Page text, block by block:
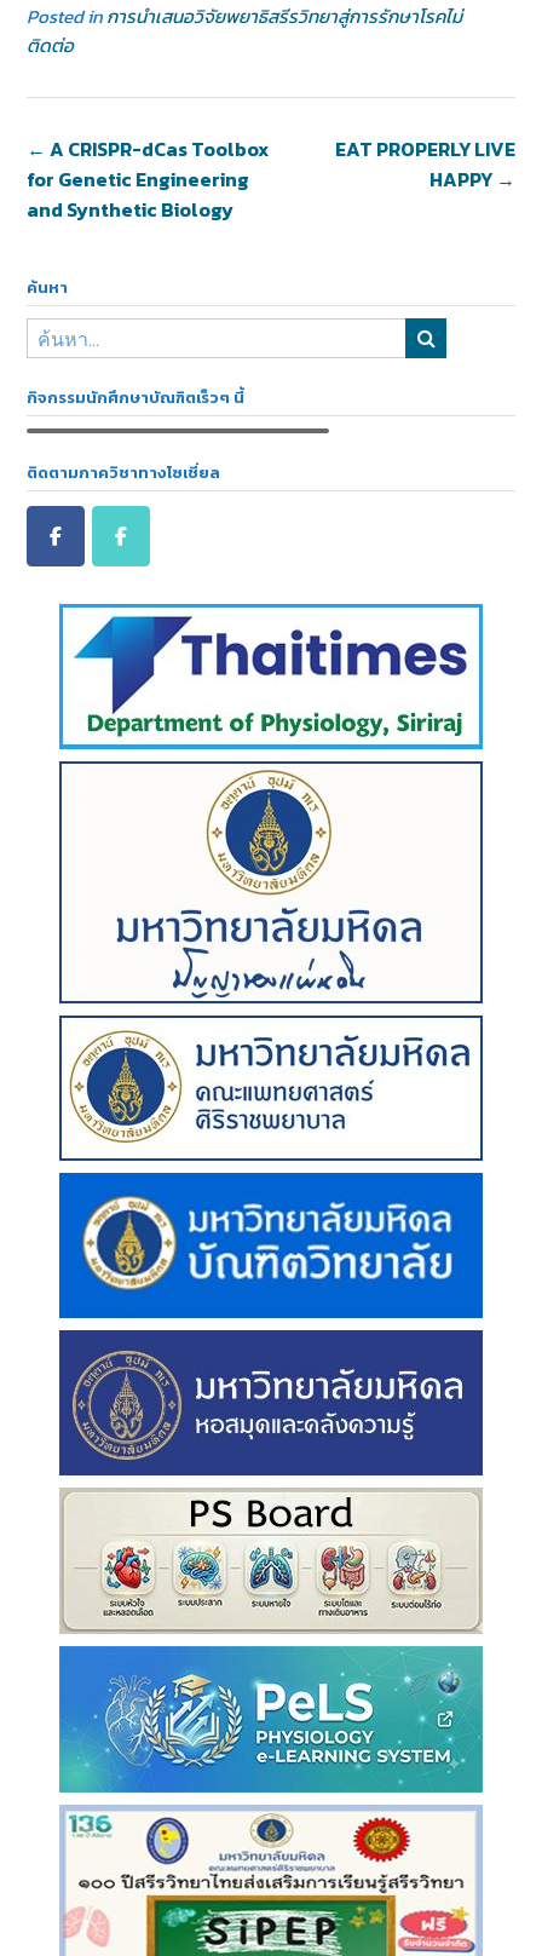
Posted inการนำเสนอวิจัยพยาธิสรีรวิทยาสู่การรักษาโรคไม่
ติดต่อ
EAT PROPERLY LIVE
HAPPY →
← A CRISPR-dCas Toolbox
for Genetic Engineering
and Synthetic Biology
ค้นหา
กิจกรรมนักศึกษาบัณฑิตเร็วๆ นี้
ติดตามภาควิชาทางโซเชี่ยล